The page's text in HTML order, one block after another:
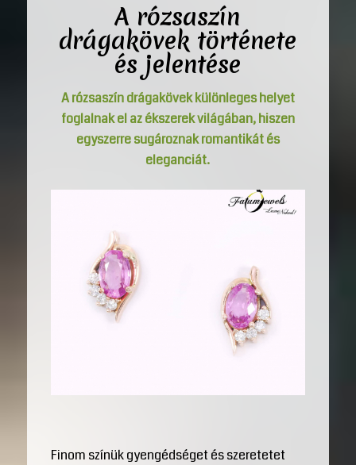
A rózsaszín
drágakövek története
és jelentése
A rózsaszín drágakövek különleges helyet
foglalnak el az ékszerek világában, hiszen
egyszerre sugároznak romantikát és
eleganciát.
Finom színük gyengédséget és szeretetet